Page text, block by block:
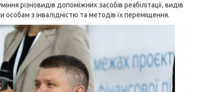
різновидів допоміжних засобів реабілітації, видів
з інвалідністю та методів їх переміщення.